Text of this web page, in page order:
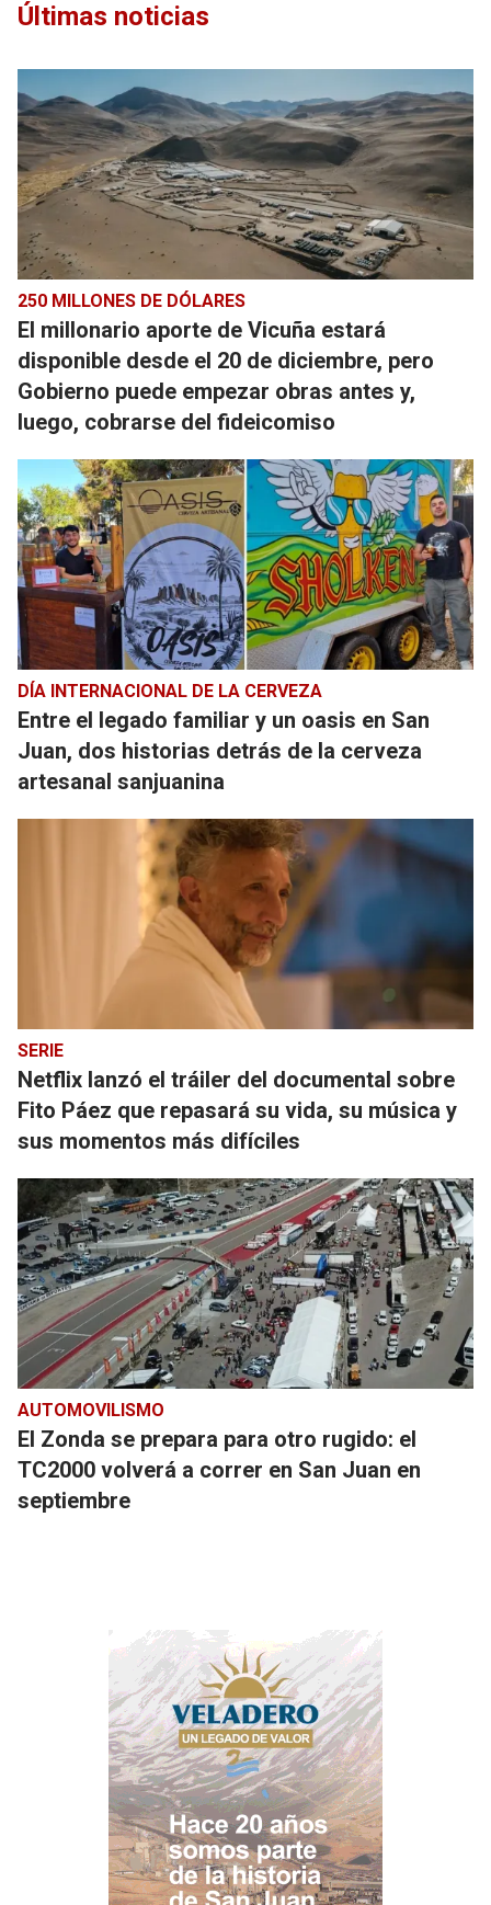
Últimas noticias
250 MILLONES DE DÓLARES
El millonario aporte de Vicuña estará
disponible desde el 20 de diciembre, pero
Gobierno puede empezar obras antes y,
luego, cobrarse del fideicomiso
DÍA INTERNACIONAL DE LA CERVEZA
Entre el legado familiar y un oasis en San
Juan, dos historias detrás de la cerveza
artesanal sanjuanina
SERIE
Netflix lanzó el tráiler del documental sobre
Fito Páez que repasará su vida, su música y
sus momentos más difíciles
AUTOMOVILISMO
El Zonda se prepara para otro rugido: el
TC2000 volverá a correr en San Juan en
septiembre